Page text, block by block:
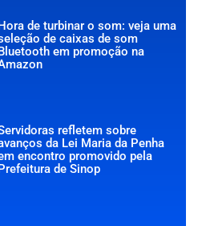
de turbinar o som: veja uma
de caixas de som
em promoção na
refletem sobre
da Lei Maria da Penha
encontro promovido pela
de Sinop